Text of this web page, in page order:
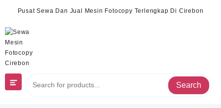
Pusat Sewa Dan Jual Mesin Fotocopy Terlengkap Di Cirebon
Search